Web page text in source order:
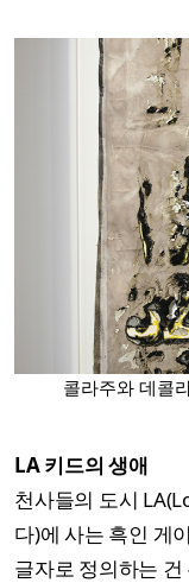
콜라주와 데콜
LA 키드의 생애
천사들의 도시
다)에 사는 흑인 게
글자로 정의하는